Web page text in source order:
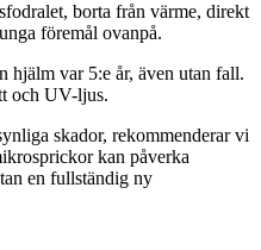
borta från värme, direkt
föremål ovanpå.
hjälm var 5:e år, även utan fall.
och UV-ljus.
skador, rekommenderar vi
kan påverka
en fullständig ny